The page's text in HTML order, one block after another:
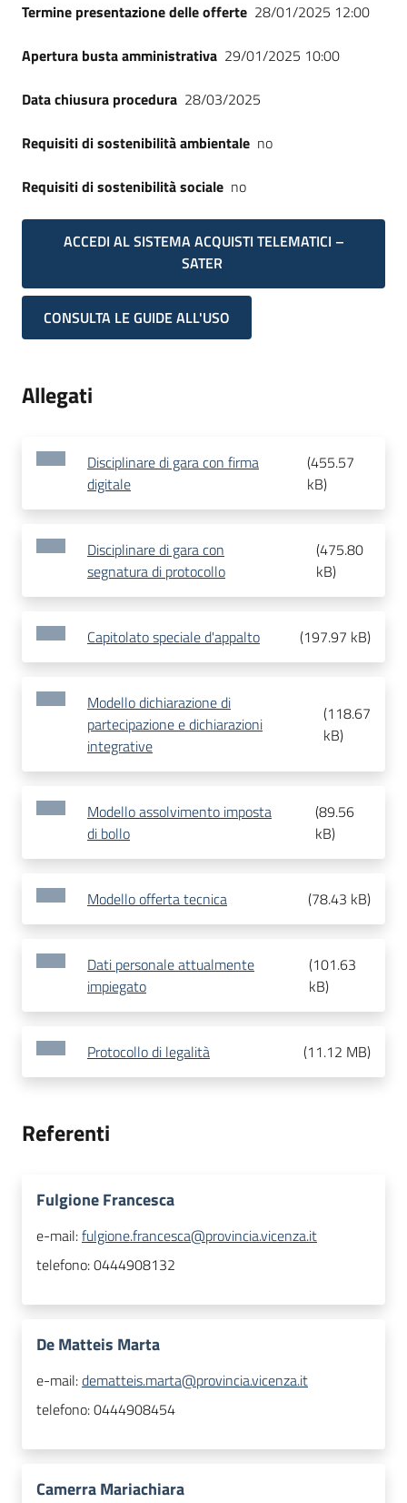
Termine presentazione delle offerte 28/01/2025 12:00
Apertura busta amministrativa 29/01/2025 10:00
Data chiusura procedura 28/03/2025
Requisiti di sostenibilità ambientale no
Requisiti di sostenibilità sociale no
ACCEDI AL SISTEMA ACQUISTI TELEMATICI –
SATER
CONSULTA LE GUIDE ALL'USO
Allegati
Disciplinare di gara con firma
digitale
(455.57
kB)
Disciplinare di gara con
segnatura di protocollo
(475.80
kB)
Capitolato speciale d'appalto (197.97 kB)
Modello dichiarazione di
partecipazione e dichiarazioni
integrative
(118.67
kB)
Modello assolvimento imposta
di bollo
(89.56
kB)
Modello offerta tecnica (78.43 kB)
Dati personale attualmente
impiegato
(101.63
kB)
Protocollo di legalità (11.12 MB)
Referenti
Fulgione Francesca
e-mail:fulgione.francesca@provincia.vicenza.it
telefono:0444908132
De Matteis Marta
e-mail:dematteis.marta@provincia.vicenza.it
telefono:0444908454
Camerra Mariachiara